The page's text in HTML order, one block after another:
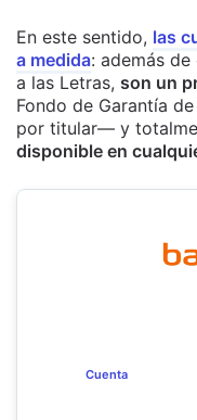
En este sentido, las
a medida: además
a las Letras, son un
Fondo de Garantía
por titular— y
disponible en
Cuenta